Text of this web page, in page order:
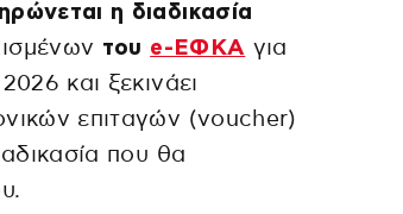
η διαδικασία
του e-ΕΦΚΑ για
και ξεκινάει
επιταγών (voucher)
που θα